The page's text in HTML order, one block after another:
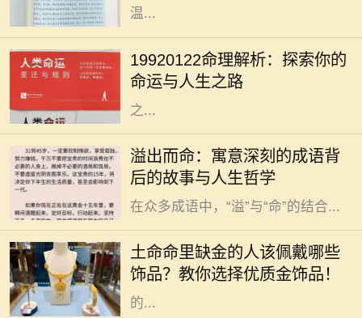
温...
19920122命理解析：探索你的
命运与人生之路
人生如梦，命运似水，每个人的生辰
八字都藏着独特的秘密。对于出生于
1992年1月22日的人来说，他们的命
理特征和人生道路又有什么样的特别
之...
溢出而命：寓意深刻的成语背
后的故事与人生哲学
在中华文化的浩瀚长河中，成语作为
语言的一部分，不仅丰富了我们的表
达方式，也蕴藏着深厚的文化底蕴。
在众多成语中，“溢”与“命”的结合...
土命命里缺金的人该佩戴哪些
饰品？教你选择优质金饰品！
在中国传统文化中，五行之说深深扎
根于人们的生活与信仰之中。五行分
别是金、木、水、火、土，每一个人
的命理中都有其主导的元素。有些人
的...
命理学在中国传统文化中占据着重要